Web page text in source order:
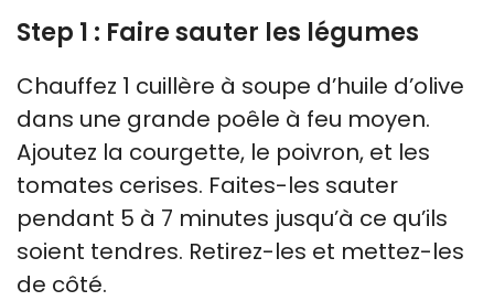
Step 1 : Faire sauter les légumes
Chauffez 1 cuillère à soupe d’huile d’olive
dans une grande poêle à feu moyen.
Ajoutez la courgette, le poivron, et les
tomates cerises. Faites-les sauter
pendant 5 à 7 minutes jusqu’à ce qu’ils
soient tendres. Retirez-les et mettez-les
de côté.